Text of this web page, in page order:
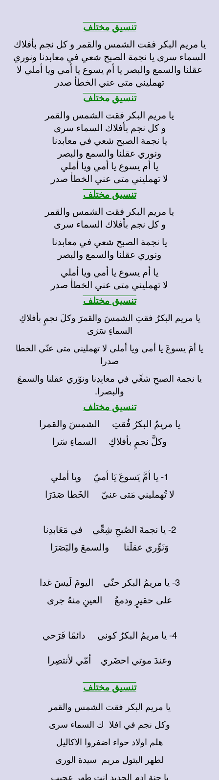
تنسيق مختلف
يا مريم البكر فقت الشمس والقمر و كل نجم بأفلاك
السماء سرى يا نجمة الصبح شعي في معابدنا ونوري
عقلنا والسمع والبصر يا أم يسوع يا أمي ويا أملي لا
تهمليني متى عني الخطأ صدر
تنسيق مختلف
يا مريم البكر فقت الشمس والقمر
و كل نجم بأفلاك السماء سرى
يا نجمة الصبح شعي في معابدنا
ونوري عقلنا والسمع والبصر
يا أم يسوع يا أمي ويا أملي
لا تهمليني متى عني الخطأ صدر
تنسيق مختلف
يا مريم البكر فقت الشمس والقمر
و كل نجم بأفلاك السماء سرى
يا نجمة الصبح شعي في معابدنا
ونوري عقلنا والسمع والبصر
يا أم يسوع يا أمي ويا أملي
لا تهمليني متى عني الخطأ صدر
تنسيق مختلف
يا مريم البكرُ فقتِ الشمسَ والقمرَ وكلَ نجمٍ بأفلاكِ
السماءِ سَرَى
يا أمَ يسوعَ يا أمي ويا أملي لا تهمليني متى عنّي الخطا
صدرا
يا نجمة الصبحِ شعِّي في معابِدِنا ونوّري عقلنا والسمعَ
والبصرا.
تنسيق مختلف
يا مريمُ البكرُ فُقتِ الشمسَ والقمرا
وكلَّ نجمٍ بأفلاكِ السماءِ سَرا
1- يا أمَّ يَسوعَ يَا أميّ ويا أملي
لا تُهمليني مَتى عنيّ الخَطا صَدَرَا
2- يا نجمةَ الصُبحِ شِعِّي في مَعَابدِنا
وَنَوِّري عقلَنا والسمعَ والبَصَرَا
3- يا مريمُ البكر حنّي اليومَ لَيسَ غدا
على حقيرٍ ودمعُ العينِ منهُ جرى
4- يا مريمُ البكرُ كوني دائمًا فَرَحي
وعندَ موتي احضَري أمّي لأنتصِرا
تنسيق مختلف
يا مريم البكر فقت الشمس والقمر
وكل نجم في افلا ك السماء سرى
هلم اولاد حواء اضفروا الاكاليل
لطهر البتول مريم سيدة الورى
يا جنة ادم الجديد انت طهر عجيب